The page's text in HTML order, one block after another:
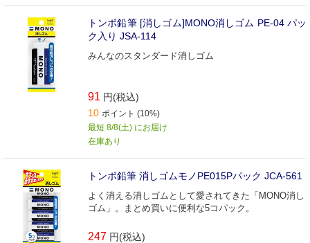
トンボ鉛筆 [消しゴム]MONO消しゴム PE-04 パッ
ク入り JSA-114
みんなのスタンダード消しゴム
91 円(税込)
10 ポイント (10%)
最短 8/8(土) にお届け
在庫あり
トンボ鉛筆 消しゴムモノPE015Pパック JCA-561
よく消える消しゴムとして愛されてきた「MONO消し
ゴム」。まとめ買いに便利な5コパック。
247 円(税込)